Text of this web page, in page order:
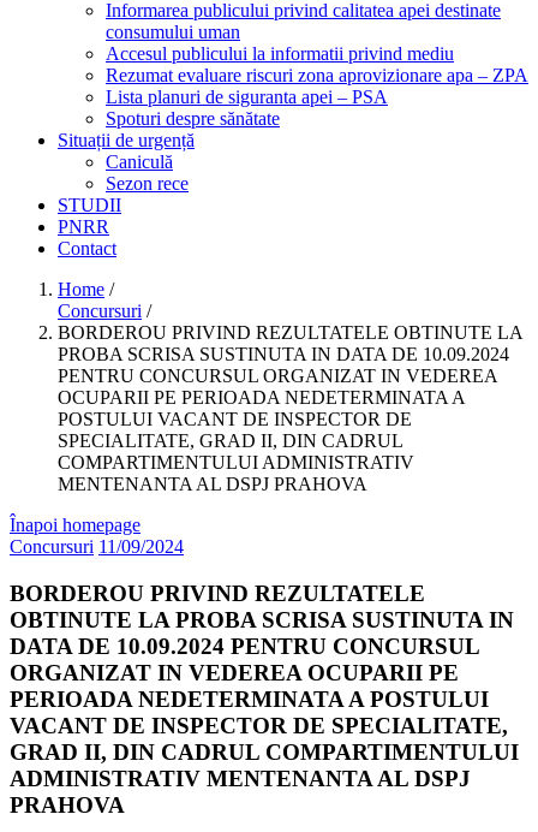
Informarea publicului privind calitatea apei destinate
consumului uman
Accesul publicului la informatii privind mediu
Rezumat evaluare riscuri zona aprovizionare apa – ZPA
Lista planuri de siguranta apei – PSA
Spoturi despre sănătate
Situații de urgență
Caniculă
Sezon rece
STUDII
PNRR
Contact
Home /
Concursuri /
BORDEROU PRIVIND REZULTATELE OBTINUTE LA
PROBA SCRISA SUSTINUTA IN DATA DE 10.09.2024
PENTRU CONCURSUL ORGANIZAT IN VEDEREA
OCUPARII PE PERIOADA NEDETERMINATA A
POSTULUI VACANT DE INSPECTOR DE
SPECIALITATE, GRAD II, DIN CADRUL
COMPARTIMENTULUI ADMINISTRATIV
MENTENANTA AL DSPJ PRAHOVA
Înapoi homepage
Concursuri 11/09/2024
BORDEROU PRIVIND REZULTATELE
OBTINUTE LA PROBA SCRISA SUSTINUTA IN
DATA DE 10.09.2024 PENTRU CONCURSUL
ORGANIZAT IN VEDEREA OCUPARII PE
PERIOADA NEDETERMINATA A POSTULUI
VACANT DE INSPECTOR DE SPECIALITATE,
GRAD II, DIN CADRUL COMPARTIMENTULUI
ADMINISTRATIV MENTENANTA AL DSPJ
PRAHOVA